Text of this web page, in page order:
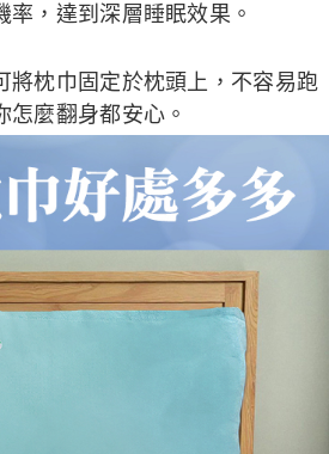
率，達到深層睡眠效果。
將枕巾固定於枕頭上，不容易跑
怎麼翻身都安心。